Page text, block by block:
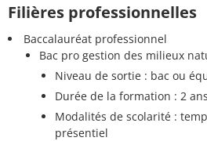
Filières professionnelles
Baccalauréat professionnel
Bac pro gestion des milieux
Niveau de sortie : bac ou
Durée de la formation : 2 ans
Modalités de scolarité :
présentiel